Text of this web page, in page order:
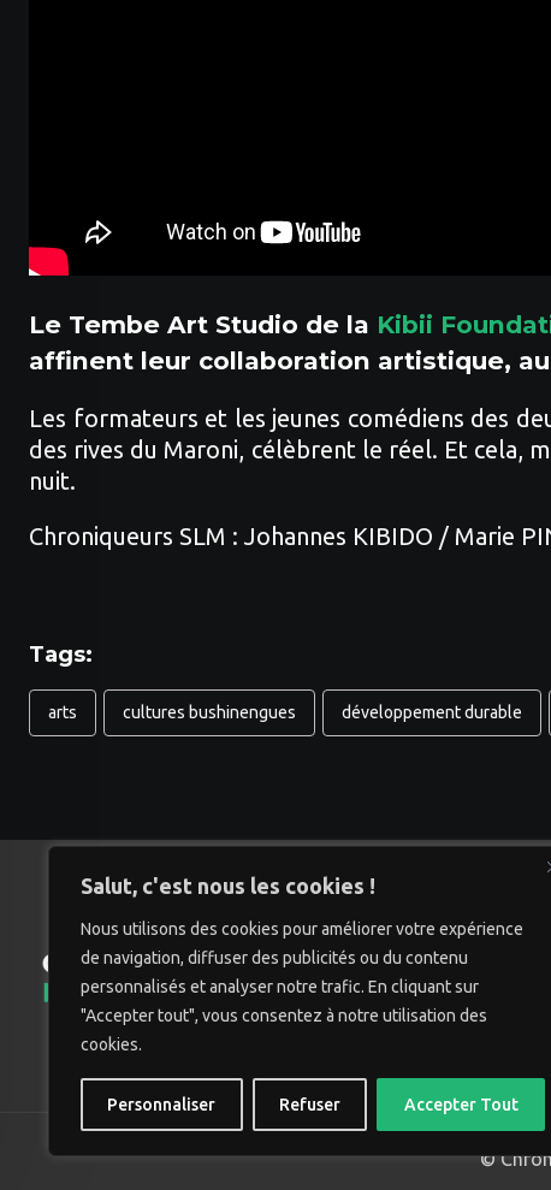
Salut, c'est nous les cookies !
Nous utilisons des cookies pour améliorer votre expérience
de navigation, diffuser des publicités ou du contenu
personnalisés et analyser notre trafic. En cliquant sur
"Accepter tout", vous consentez à notre utilisation des
cookies.
Personnaliser Refuser Accepter Tout
Le Tembe Art Studio de la Kibii
affinent leur collaboration artistique,
Les formateurs et les jeunes comédiens des
des rives du Maroni, célèbrent le réel. Et cela,
nuit.
Chroniqueurs SLM : Johannes KIBIDO / Marie
Tags:
arts cultures bushinengues développement durable
©